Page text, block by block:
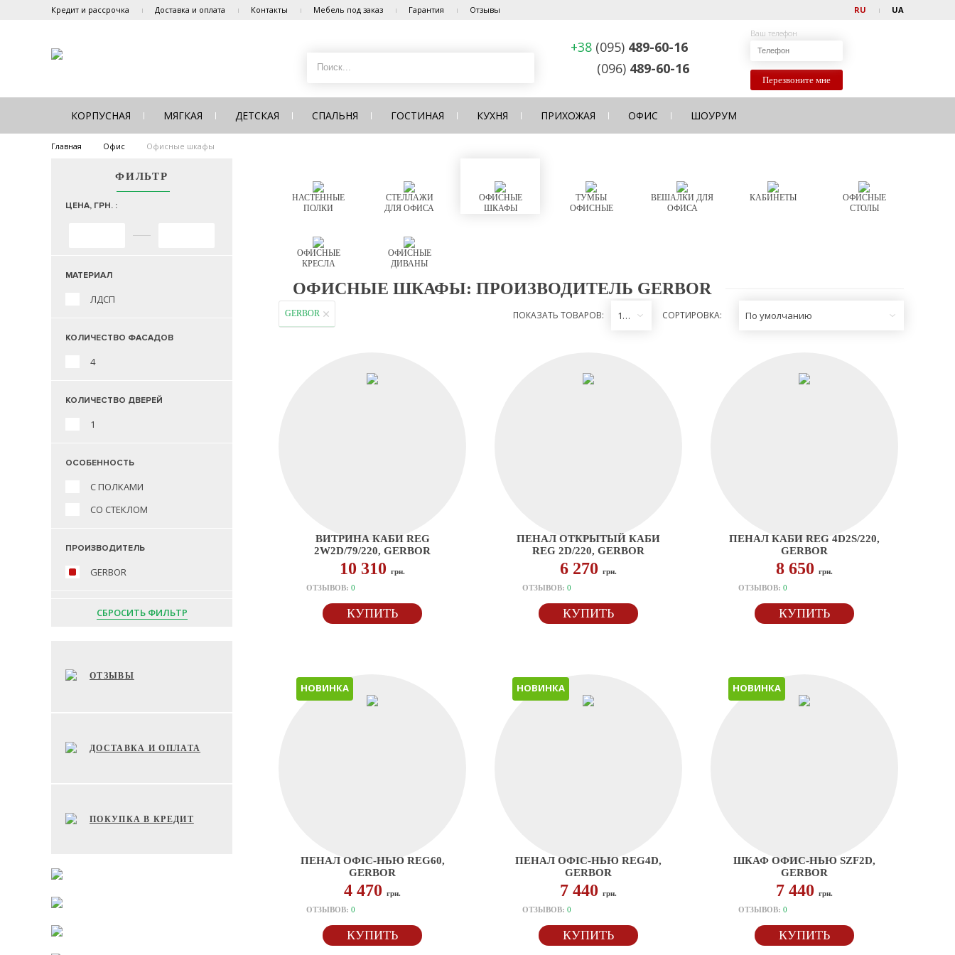
Кредит и рассрочка Доставка и оплата Контакты Мебель под заказ Гарантия Отзывы RU UA
+38 (095) 489-60-16
(096) 489-60-16
Ваш телефон
Перезвоните мне
КОРПУСНАЯ МЯГКАЯ ДЕТСКАЯ СПАЛЬНЯ ГОСТИНАЯ КУХНЯ ПРИХОЖАЯ ОФИС ШОУРУМ
Главная Офис Офисные шкафы
ФИЛЬТР
ЦЕНА, ГРН. :
МАТЕРИАЛ
ЛДСП
КОЛИЧЕСТВО ФАСАДОВ
4
КОЛИЧЕСТВО ДВЕРЕЙ
1
ОСОБЕННОСТЬ
С ПОЛКАМИ
СО СТЕКЛОМ
ПРОИЗВОДИТЕЛЬ
GERBOR
СБРОСИТЬ ФИЛЬТР
ОТЗЫВЫ
ДОСТАВКА И ОПЛАТА
ПОКУПКА В КРЕДИТ
НАСТЕННЫЕ
ПОЛКИ
СТЕЛЛАЖИ
ДЛЯ ОФИСА
ОФИСНЫЕ
ШКАФЫ
ТУМБЫ
ОФИСНЫЕ
ВЕШАЛКИ ДЛЯ
ОФИСА
КАБИНЕТЫ
ОФИСНЫЕ
СТОЛЫ
ОФИСНЫЕ
КРЕСЛА
ОФИСНЫЕ
ДИВАНЫ
ОФИСНЫЕ ШКАФЫ: ПРОИЗВОДИТЕЛЬ GERBOR
GERBOR ПОКАЗАТЬ ТОВАРОВ: 12 СОРТИРОВКА: По умолчанию
ВИТРИНА КАБИ REG
2W2D/79/220, GERBOR
10 310 грн.
ОТЗЫВОВ: 0
КУПИТЬ
ПЕНАЛ ОТКРЫТЫЙ КАБИ
REG 2D/220, GERBOR
6 270 грн.
ОТЗЫВОВ: 0
КУПИТЬ
ПЕНАЛ КАБИ REG 4D2S/220,
GERBOR
8 650 грн.
ОТЗЫВОВ: 0
КУПИТЬ
НОВИНКА
ПЕНАЛ ОФІС-НЬЮ REG60,
GERBOR
4 470 грн.
ОТЗЫВОВ: 0
КУПИТЬ
НОВИНКА
ПЕНАЛ ОФІС-НЬЮ REG4D,
GERBOR
7 440 грн.
ОТЗЫВОВ: 0
КУПИТЬ
НОВИНКА
ШКАФ ОФИС-НЬЮ SZF2D,
GERBOR
7 440 грн.
ОТЗЫВОВ: 0
КУПИТЬ